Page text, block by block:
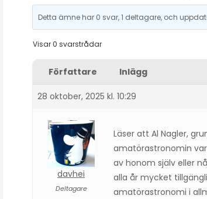
Detta ämne har 0 svar, 1 deltagare, och
Visar 0 svarstrådar
Författare Inlägg
28 oktober, 2025 kl. 10:29
davhei
Deltagare
Läser att Al Nagler,
amatörastronomin
av honom själv eller
alla år mycket
amatörastronomi i